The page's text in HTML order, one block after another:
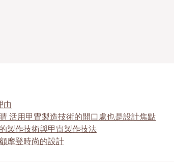
由
活用甲冑製造技術的開口處也是設計焦點
製作技術與甲冑製作技法
摩登時尚的設計